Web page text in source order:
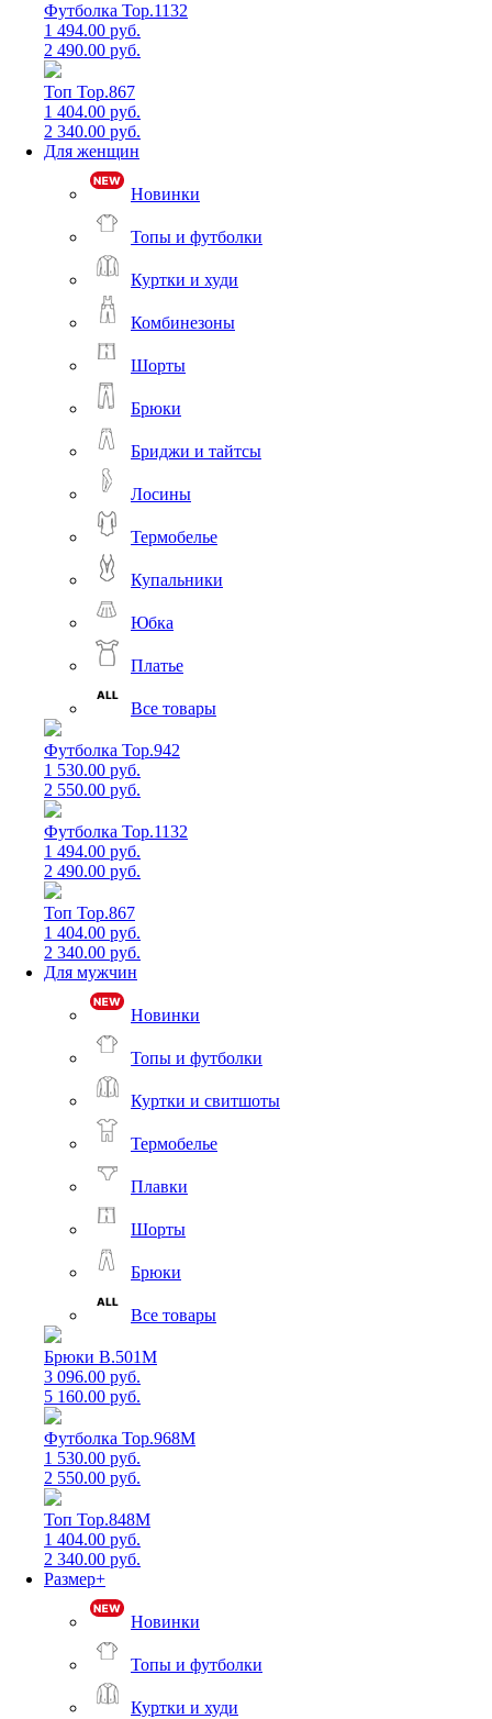
Футболка Top.1132
1 494.00 руб.
2 490.00 руб.
Топ Top.867
1 404.00 руб.
2 340.00 руб.
Для женщин
Новинки
Топы и футболки
Куртки и худи
Комбинезоны
Шорты
Брюки
Бриджи и тайтсы
Лосины
Термобелье
Купальники
Юбка
Платье
Все товары
Футболка Top.942
1 530.00 руб.
2 550.00 руб.
Футболка Top.1132
1 494.00 руб.
2 490.00 руб.
Топ Top.867
1 404.00 руб.
2 340.00 руб.
Для мужчин
Новинки
Топы и футболки
Куртки и свитшоты
Термобелье
Плавки
Шорты
Брюки
Все товары
Брюки B.501M
3 096.00 руб.
5 160.00 руб.
Футболка Top.968M
1 530.00 руб.
2 550.00 руб.
Топ Top.848M
1 404.00 руб.
2 340.00 руб.
Размер+
Новинки
Топы и футболки
Куртки и худи